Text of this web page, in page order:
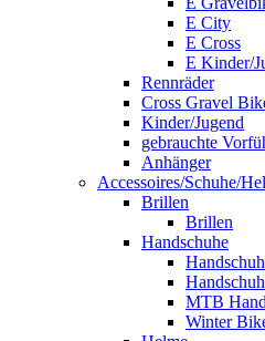
E City
E Cross
E Kinder/
Rennräder
Cross Gravel
Kinder/Jugend
gebrauchte
Anhänger
Accessoires/Schuhe/
Brillen
Brillen
Handschuhe
MTB
Winter